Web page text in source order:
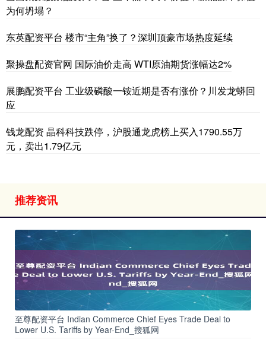
为何坍塌？
东英配资平台 楼市“主角”换了？深圳顶豪市场热度延续
聚操盘配资官网 国际油价走高 WTI原油期货涨幅达2%
展鹏配资平台 工业级磷酸一铵近期是否有涨价？川发龙蟒回
应
钱龙配资 晶科科技跌停，沪股通龙虎榜上买入1790.55万
元，卖出1.79亿元
推荐资讯
至尊配资平台 Indian Commerce Chief Eyes Trade Deal to
Lower U.S. Tariffs by Year-End_搜狐网